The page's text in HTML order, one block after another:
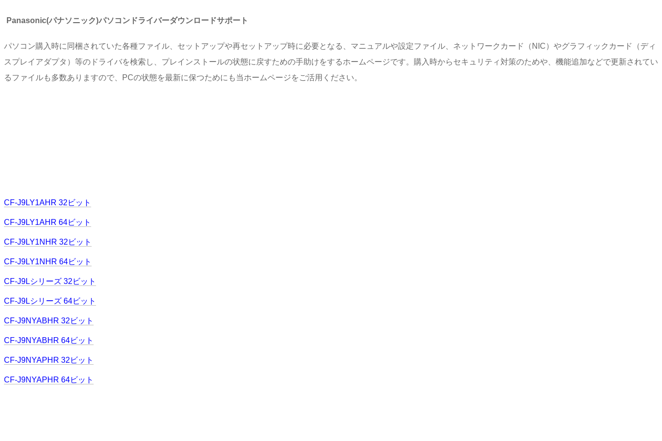
Panasonic(パナソニック)パソコンドライバーダウンロードサポート
パソコン購入時に同梱されていた各種ファイル、セットアップや再セットアップ時に必要となる、マニュアルや設定ファイル、ネットワークカード（NIC）やグラフィックカード（ディ
スプレイアダプタ）等のドライバを検索し、プレインストールの状態に戻すための手助けをするホームページです。購入時からセキュリティ対策のためや、機能追加などで更新されてい
るファイルも多数ありますので、PCの状態を最新に保つためにも当ホームページをご活用ください。
CF-J9LY1AHR 32ビット
CF-J9LY1AHR 64ビット
CF-J9LY1NHR 32ビット
CF-J9LY1NHR 64ビット
CF-J9Lシリーズ 32ビット
CF-J9Lシリーズ 64ビット
CF-J9NYABHR 32ビット
CF-J9NYABHR 64ビット
CF-J9NYAPHR 32ビット
CF-J9NYAPHR 64ビット